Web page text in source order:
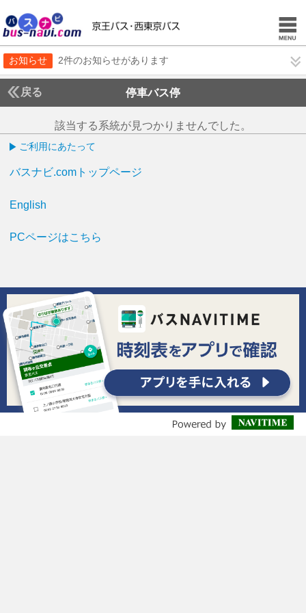
お知らせ 2件のお知らせがあります
戻る 停車バス停
該当する系統が見つかりませんでした。
ご利用にあたって
バスナビ.comトップページ
English
PCページはこちら